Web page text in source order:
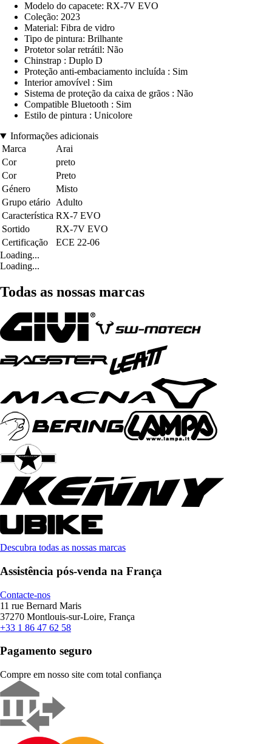
Modelo do capacete: RX-7V EVO
Coleção: 2023
Material: Fibra de vidro
Tipo de pintura: Brilhante
Protetor solar retrátil: Não
Chinstrap : Duplo D
Proteção anti-embaciamento incluída : Sim
Interior amovível : Sim
Sistema de proteção da caixa de grãos : Não
Compatible Bluetooth : Sim
Estilo de pintura : Unicolore
Informações adicionais
Marca
Arai
Cor
preto
Cor
Preto
Género
Misto
Grupo etário Adulto
Característica RX-7 EVO
Sortido
RX-7V EVO
Certificação
ECE 22-06
Loading...
Loading...
Todas as nossas marcas
Descubra todas as nossas marcas
Assistência pós-venda na França
Contacte-nos
11 rue Bernard Maris
37270 Montlouis-sur-Loire, França
+33 1 86 47 62 58
Pagamento seguro
Compre em nosso site com total confiança